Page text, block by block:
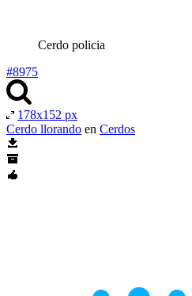
Cerdo policia
#8975
178x152 px
Cerdo llorando en Cerdos